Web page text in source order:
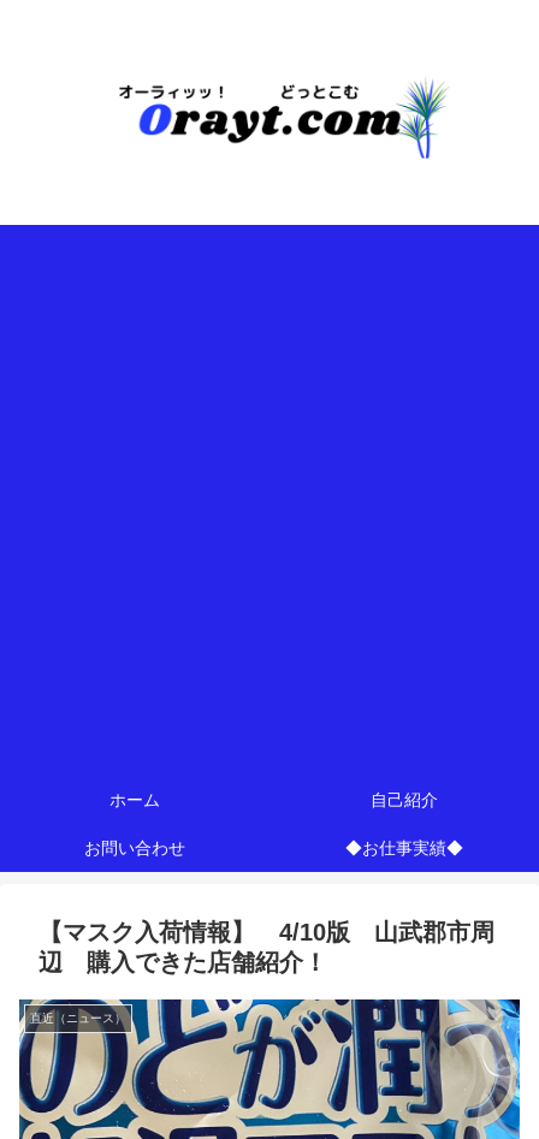
ホーム 自己紹介
お問い合わせ ◆お仕事実績◆
【マスク入荷情報】 4/10版 山武郡市周
辺 購入できた店舗紹介！
直近（ニュース）